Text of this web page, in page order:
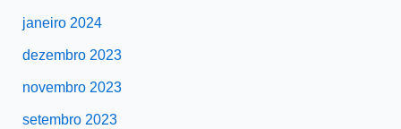
janeiro 2024
dezembro 2023
novembro 2023
setembro 2023